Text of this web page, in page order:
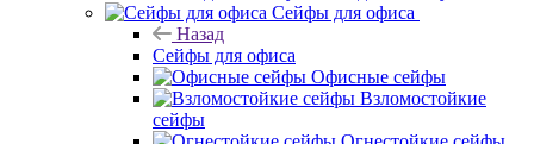
Сейфы для офиса
Назад
Сейфы для офиса
Офисные сейфы
Взломостойкие
сейфы